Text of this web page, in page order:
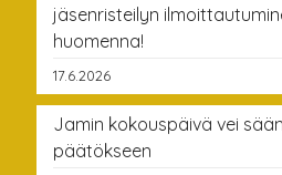
jäsenristeilyn
huomenna!
17.6.2026
Jamin kokouspäivä vei
päätökseen